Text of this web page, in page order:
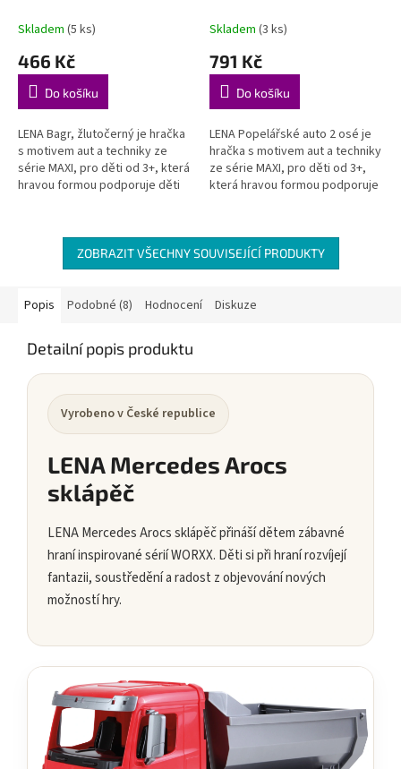
Skladem (5 ks)
466 Kč
Do košíku
LENA Bagr, žlutočerný je hračka
s motivem aut a techniky ze
série MAXI, pro děti od 3+, která
hravou formou podporuje děti
Skladem (3 ks)
791 Kč
Do košíku
LENA Popelářské auto 2 osé je
hračka s motivem aut a techniky
ze série MAXI, pro děti od 3+,
která hravou formou podporuje
ZOBRAZIT VŠECHNY SOUVISEJÍCÍ PRODUKTY
Popis Podobné (8) Hodnocení Diskuze
Detailní popis produktu
Vyrobeno v České republice
LENA Mercedes Arocs
sklápěč
LENA Mercedes Arocs sklápěč přináší dětem zábavné
hraní inspirované sérií WORXX. Děti si při hraní rozvíjejí
fantazii, soustředění a radost z objevování nových
možností hry.